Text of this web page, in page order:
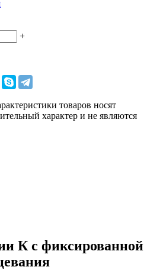
+
товаров носят
характер и не являются
К с фиксированной